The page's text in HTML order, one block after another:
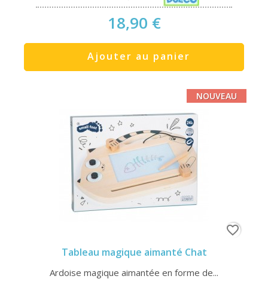
18,90 €
Ajouter au panier
Tableau magique aimanté Chat
Ardoise magique aimantée en forme de...
NOUVEAU
favorite_border